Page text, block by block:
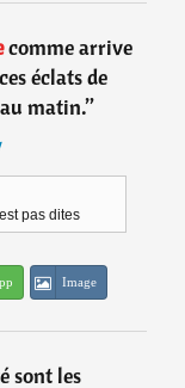
comme arrive
éclats de
matin.”
pas dites
Image
sont les